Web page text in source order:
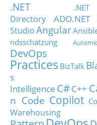
.NET
Directory
ADO.NET
StudioAngular
ndsschätzung
DevOps
Practices BizTalk
s
Intelligence C#C++
n Code Copilot
Warehousing